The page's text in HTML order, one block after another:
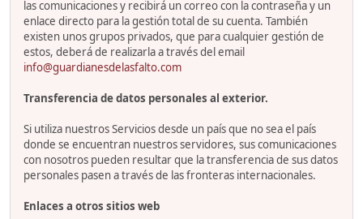
las comunicaciones y recibirá un correo con la contraseña y un
enlace directo para la gestión total de su cuenta. También
existen unos grupos privados, que para cualquier gestión de
estos, deberá de realizarla a través del email
info@guardianesdelasfalto.com
Transferencia de datos personales al exterior.
Si utiliza nuestros Servicios desde un país que no sea el país
donde se encuentran nuestros servidores, sus comunicaciones
con nosotros pueden resultar que la transferencia de sus datos
personales pasen a través de las fronteras internacionales.
Enlaces a otros sitios web